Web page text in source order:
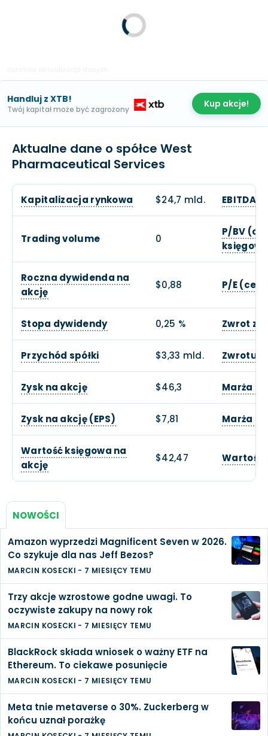
Handluj z XTB!
Twój kapitał może być zagrożony Kup akcje!
Aktualne dane o spółce West
Pharmaceutical Services
Kapitalizacja rynkowa $24,7 mld. EBITDA
Trading volume 0
P/BV
Roczna dywidenda na
akcję
$0,88 P/E
Stopa dywidendy 0,25 % Zwrot z
Przychód spółki $3,33 mld. Zwrotu z
Zysk na akcję $46,3 Marża
Zysk na akcję (EPS) $7,81 Marża
Wartość księgowa na
akcję
$42,47 Wartość
NOWOŚCI
Amazon wyprzedzi Magnificent Seven w 2026.
Co szykuje dla nas Jeff Bezos?
MARCIN KOSECKI - 7 MIESIĘCY TEMU
Trzy akcje wzrostowe godne uwagi. To
oczywiste zakupy na nowy rok
MARCIN KOSECKI - 7 MIESIĘCY TEMU
BlackRock składa wniosek o ważny ETF na
Ethereum. To ciekawe posunięcie
MARCIN KOSECKI - 7 MIESIĘCY TEMU
Meta tnie metaverse o 30%. Zuckerberg w
końcu uznał porażkę